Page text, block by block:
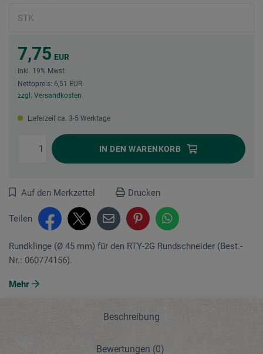
7,75 EUR
inkl. 19% Mwst
Nettopreis: 6,51 EUR
zzgl. Versandkosten
Lieferzeit ca. 3-5 Werktage
IN DEN WARENKORB
Auf den Merkzettel Drucken
Teilen
Rundklinge (Ø 45 mm) für den RTY-2G Rundschneider (Best.-
Nr.: 060774156).
Mehr
Beschreibung
Bewertungen (0)